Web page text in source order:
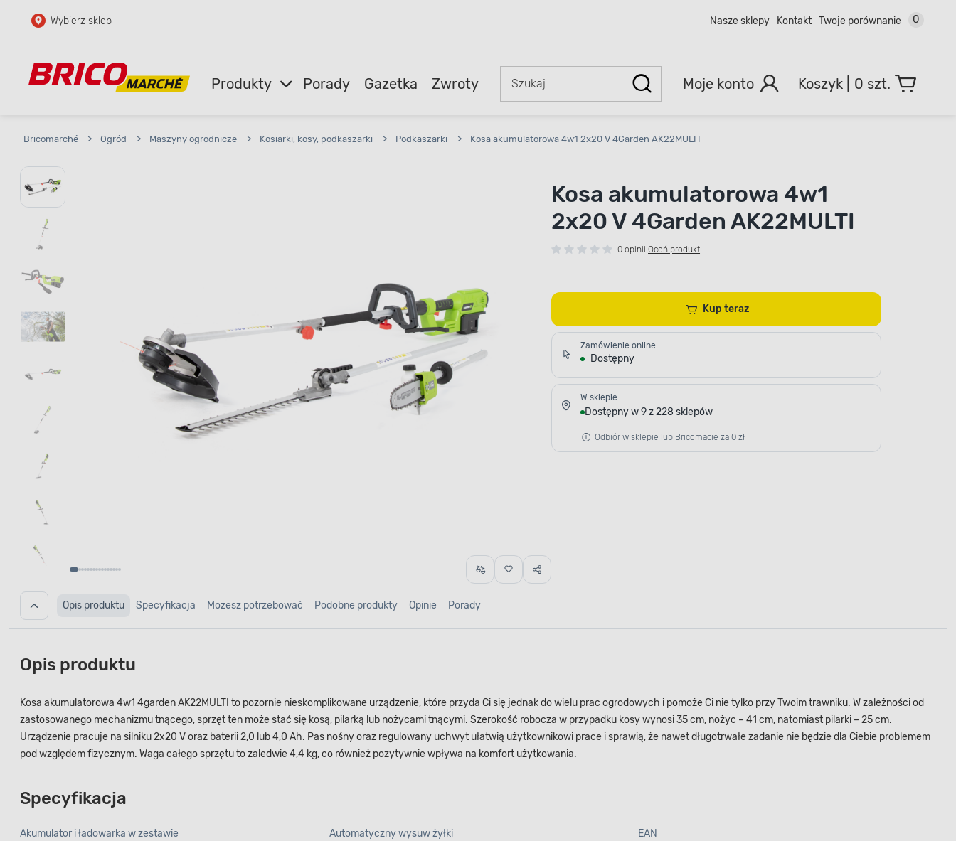
Przejdź do głównej zawartości
Przejdź do wyszukiwarki
Wybierz sklep Nasze sklepy Kontakt Twoje porównanie 0
Produkty Porady Gazetka Zwroty Moje konto 0 szt.
Bricomarché > Ogród > Maszyny ogrodnicze > Kosiarki, kosy, podkaszarki > Podkaszarki > Kosa akumulatorowa 4w1 2x20 V 4Garden AK22MULTI
Kosa akumulatorowa 4w1
2x20 V 4Garden AK22MULTI
0 opinii Oceń produkt
Kup teraz
Zamówienie online
Dostępny
W sklepie
Dostępny w 9 z 228 sklepów
Odbiór w sklepie lub Bricomacie za 0 zł
Opis produktu Specyfikacja Możesz potrzebować Podobne produkty Opinie Porady
Opis produktu
Kosa akumulatorowa 4w1 4garden AK22MULTI to pozornie nieskomplikowane urządzenie, które przyda Ci się jednak do wielu prac ogrodowych i pomoże Ci nie tylko przy Twoim trawniku. W zależności od
zastosowanego mechanizmu tnącego, sprzęt ten może stać się kosą, pilarką lub nożycami tnącymi. Szerokość robocza w przypadku kosy wynosi 35 cm, nożyc – 41 cm, natomiast pilarki – 25 cm.
Urządzenie pracuje na silniku 2x20 V oraz baterii 2,0 lub 4,0 Ah. Pas nośny oraz regulowany uchwyt ułatwią użytkownikowi prace i sprawią, że nawet długotrwałe zadanie nie będzie dla Ciebie problemem
pod względem fizycznym. Waga całego sprzętu to zaledwie 4,4 kg, co również pozytywnie wpływa na komfort użytkowania.
Specyfikacja
Akumulator i ładowarka w zestawie Automatyczny wysuw żyłki EAN